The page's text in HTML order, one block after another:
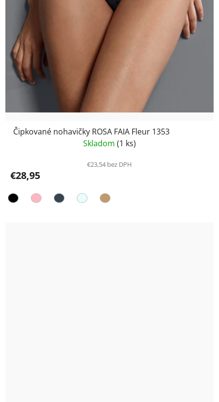
Čipkované nohavičky ROSA FAIA Fleur 1353
Skladom (1 ks)
€23,54 bez DPH
€28,95